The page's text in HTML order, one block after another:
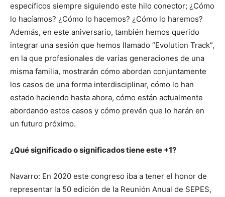
específicos siempre siguiendo este hilo conector; ¿Cómo
lo hacíamos? ¿Cómo lo hacemos? ¿Cómo lo haremos?
Además, en este aniversario, también hemos querido
integrar una sesión que hemos llamado “Evolution Track”,
en la que profesionales de varias generaciones de una
misma familia, mostrarán cómo abordan conjuntamente
los casos de una forma interdisciplinar, cómo lo han
estado haciendo hasta ahora, cómo están actualmente
abordando estos casos y cómo prevén que lo harán en
un futuro próximo.
¿Qué significado o significados tiene este +1?
Navarro: En 2020 este congreso iba a tener el honor de
representar la 50 edición de la Reunión Anual de SEPES,